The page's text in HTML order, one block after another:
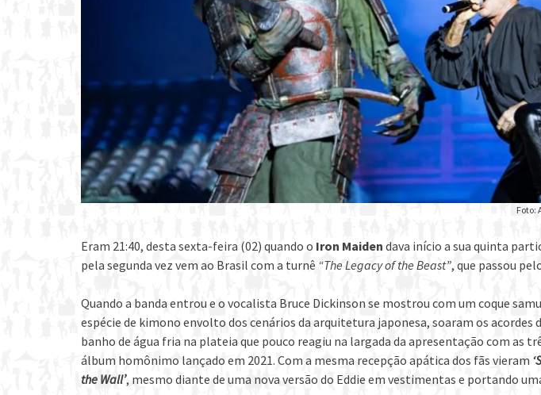
Foto:
Eram 21:40, desta sexta-feira (02) quando o Iron Maiden dava início a sua quinta
pela segunda vez vem ao Brasil com a turnê “The Legacy of the Beast”, que passou
Quando a banda entrou e o vocalista Bruce Dickinson se mostrou com um coque
espécie de kimono envolto dos cenários da arquitetura japonesa, soaram os acordes
banho de água fria na plateia que pouco reagiu na largada da apresentação com as
álbum homônimo lançado em 2021. Com a mesma recepção apática dos fãs vieram
the Wall’, mesmo diante de uma nova versão do Eddie em vestimentas e portando